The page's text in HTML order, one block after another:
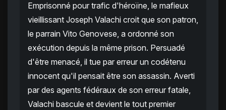
Emprisonné pour trafic d'héroïne, le mafieux
vieillissant Joseph Valachi croit que son patron,
le parrain Vito Genovese, a ordonné son
exécution depuis la même prison. Persuadé
d'être menacé, il tue par erreur un codétenu
innocent qu'il pensait être son assassin. Averti
par des agents fédéraux de son erreur fatale,
Valachi bascule et devient le tout premier